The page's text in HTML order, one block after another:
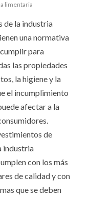
limentaria
de la industria
una normativa
para
las propiedades
la higiene y la
el incumplimiento
afectar a la
de
industria
con los más
de calidad y con
que se deben